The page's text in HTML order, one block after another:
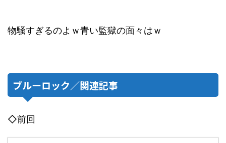
物騒すぎるのよｗ青い監獄の面々はｗ
ブルーロック／関連記事
◇前回